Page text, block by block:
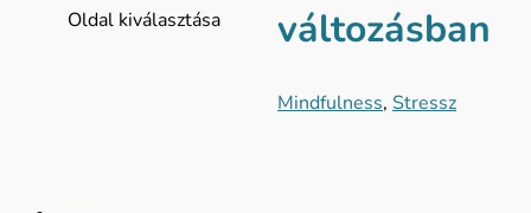
Oldal kiválasztása
változásban
Mindfulness, Stressz